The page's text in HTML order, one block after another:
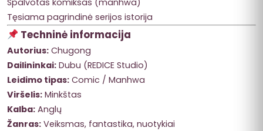
Spalvotas komiksas (manhwa)
Tęsiama pagrindinė serijos istorija
Techninė informacija
Autorius: Chugong
Dailininkai: Dubu (REDICE Studio)
Leidimo tipas: Comic / Manhwa
Viršelis: Minkštas
Kalba: Anglų
Žanras: Veiksmas, fantastika, nuotykiai